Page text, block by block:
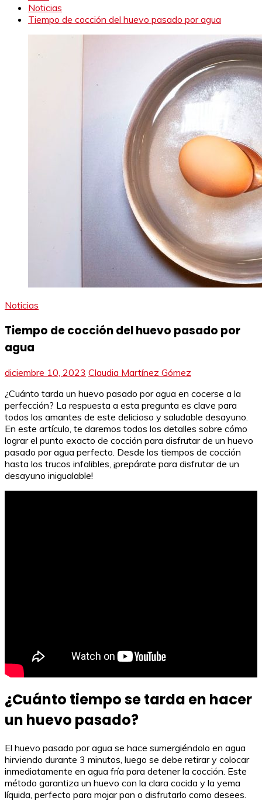
Noticias
Tiempo de cocción del huevo pasado por agua
Noticias
Tiempo de cocción del huevo pasado por
agua
diciembre 10, 2023 Claudia Martínez Gómez
¿Cuánto tarda un huevo pasado por agua en cocerse a la
perfección? La respuesta a esta pregunta es clave para
todos los amantes de este delicioso y saludable desayuno.
En este artículo, te daremos todos los detalles sobre cómo
lograr el punto exacto de cocción para disfrutar de un huevo
pasado por agua perfecto. Desde los tiempos de cocción
hasta los trucos infalibles, ¡prepárate para disfrutar de un
desayuno inigualable!
¿Cuánto tiempo se tarda en hacer
un huevo pasado?
El huevo pasado por agua se hace sumergiéndolo en agua
hirviendo durante 3 minutos, luego se debe retirar y colocar
inmediatamente en agua fría para detener la cocción. Este
método garantiza un huevo con la clara cocida y la yema
líquida, perfecto para mojar pan o disfrutarlo como desees.